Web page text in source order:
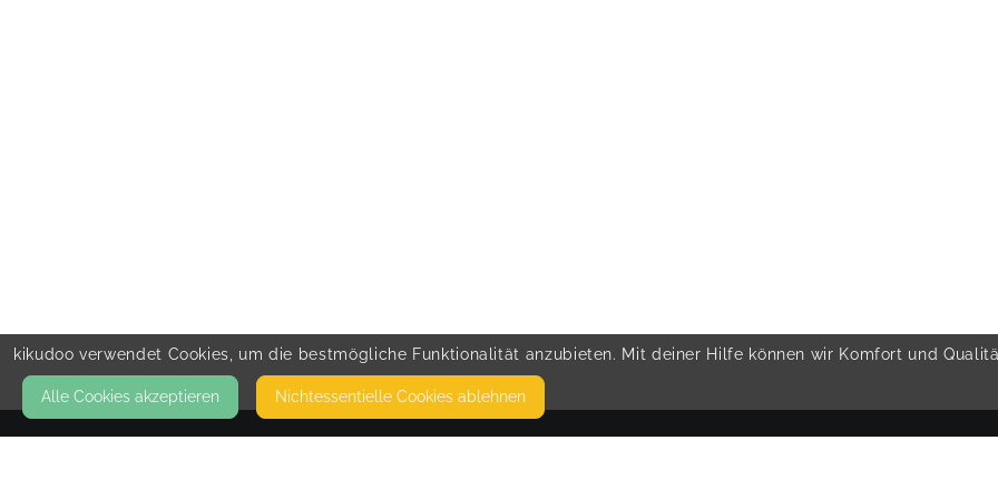
kikudoo verwendet Cookies, um die bestmögliche Funktionalität anzubieten. Mit deiner Hilfe können wir Komfort und
Alle Cookies akzeptieren Nicht­essentielle Cookies ablehnen